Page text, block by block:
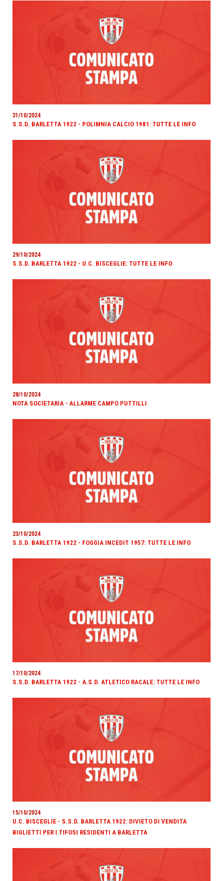
31/10/2024
S.S.D. BARLETTA 1922 - POLIMNIA CALCIO 1981: TUTTE LE INFO
29/10/2024
S.S.D. BARLETTA 1922 - U.C. BISCEGLIE: TUTTE LE INFO
28/10/2024
NOTA SOCIETARIA - ALLARME CAMPO PUTTILLI
23/10/2024
S.S.D. BARLETTA 1922 - FOGGIA INCEDIT 1957: TUTTE LE INFO
17/10/2024
S.S.D. BARLETTA 1922 - A.S.D. ATLETICO RACALE: TUTTE LE INFO
15/10/2024
U.C. BISCEGLIE - S.S.D. BARLETTA 1922: DIVIETO DI VENDITA
BIGLIETTI PER I TIFOSI RESIDENTI A BARLETTA